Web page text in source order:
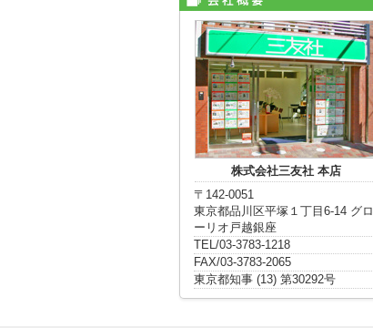
株式会社三友社 本店
〒142-0051
東京都品川区平塚１丁目6-14 グロ
ーリオ戸越銀座
TEL/03-3783-1218
FAX/03-3783-2065
東京都知事 (13) 第30292号